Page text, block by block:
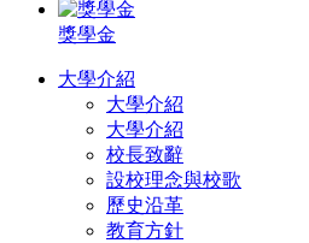
獎學金
大學介紹
大學介紹
大學介紹
校長致辭
設校理念與校歌
歷史沿革
教育方針